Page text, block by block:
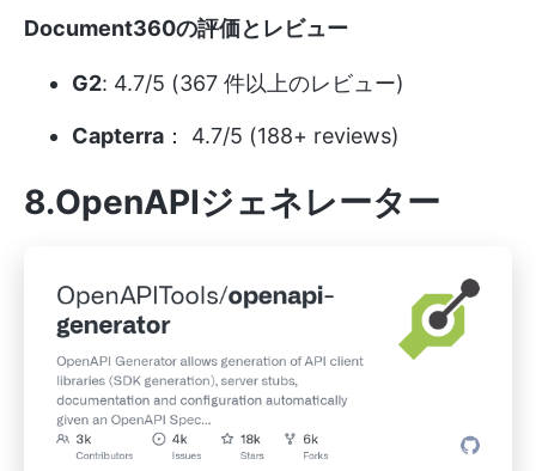
Document360の評価とレビュー
G2: 4.7/5 (367 件以上のレビュー)
Capterra ： 4.7/5 (188+ reviews)
8.OpenAPIジェネレーター